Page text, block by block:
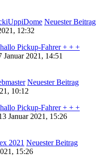
Neuester Beitrag
12:32
Pickup-Fahrer + + +
Januar 2021, 14:51
Neuester Beitrag
10:12
Pickup-Fahrer + + +
Januar 2021, 15:26
2021 Neuester Beitrag
15:26